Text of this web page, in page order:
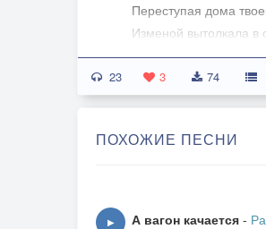
Переступая дома
Изменой вытолкала в
И ветер расставанья
А я просил тебя не
Не принимать
И не нашлось для нас
Последний взгляд,
23 3 74
ПОХОЖИЕ ПЕСНИ
▶ А вагон качается -